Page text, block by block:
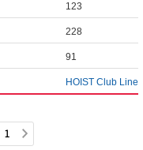
123
228
91
HOIST Club Line